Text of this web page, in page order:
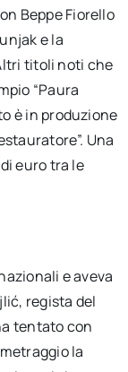
Beppe Fiorello
e la
titoli noti che
“Paura
è in produzione
Una
euro tra le
e aveva
regista del
tentato con
la